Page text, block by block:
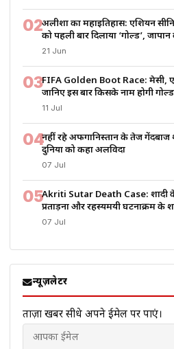
02अलीशा का महाइतिहास: एशियन
को पहली बार दिलाया ‘गोल्ड’,
21 Jun
03FIFA Golden Boot Race: मेसी,
जानिए इस बार किसके नाम होगी
11 Jul
04नहीं रहे अफगानिस्तान के तेज गेंदबाज
दुनिया को कहा अलविदा
07 Jul
05Akriti Sutar Death Case: शादी
प्रताड़ना और रहस्यमयी घटनाक्रम के
07 Jul
न्यूज़लेटर
ताज़ा खबरें सीधे अपने ईमेल पर पाएं।